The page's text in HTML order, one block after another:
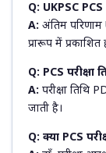
Q: UKPSC
A: अंतिम परिणाम
प्रारूप में प्रकाशित
Q: PCS परीक्षा
A: परीक्षा तिथि
जाती है।
Q: क्या PCS